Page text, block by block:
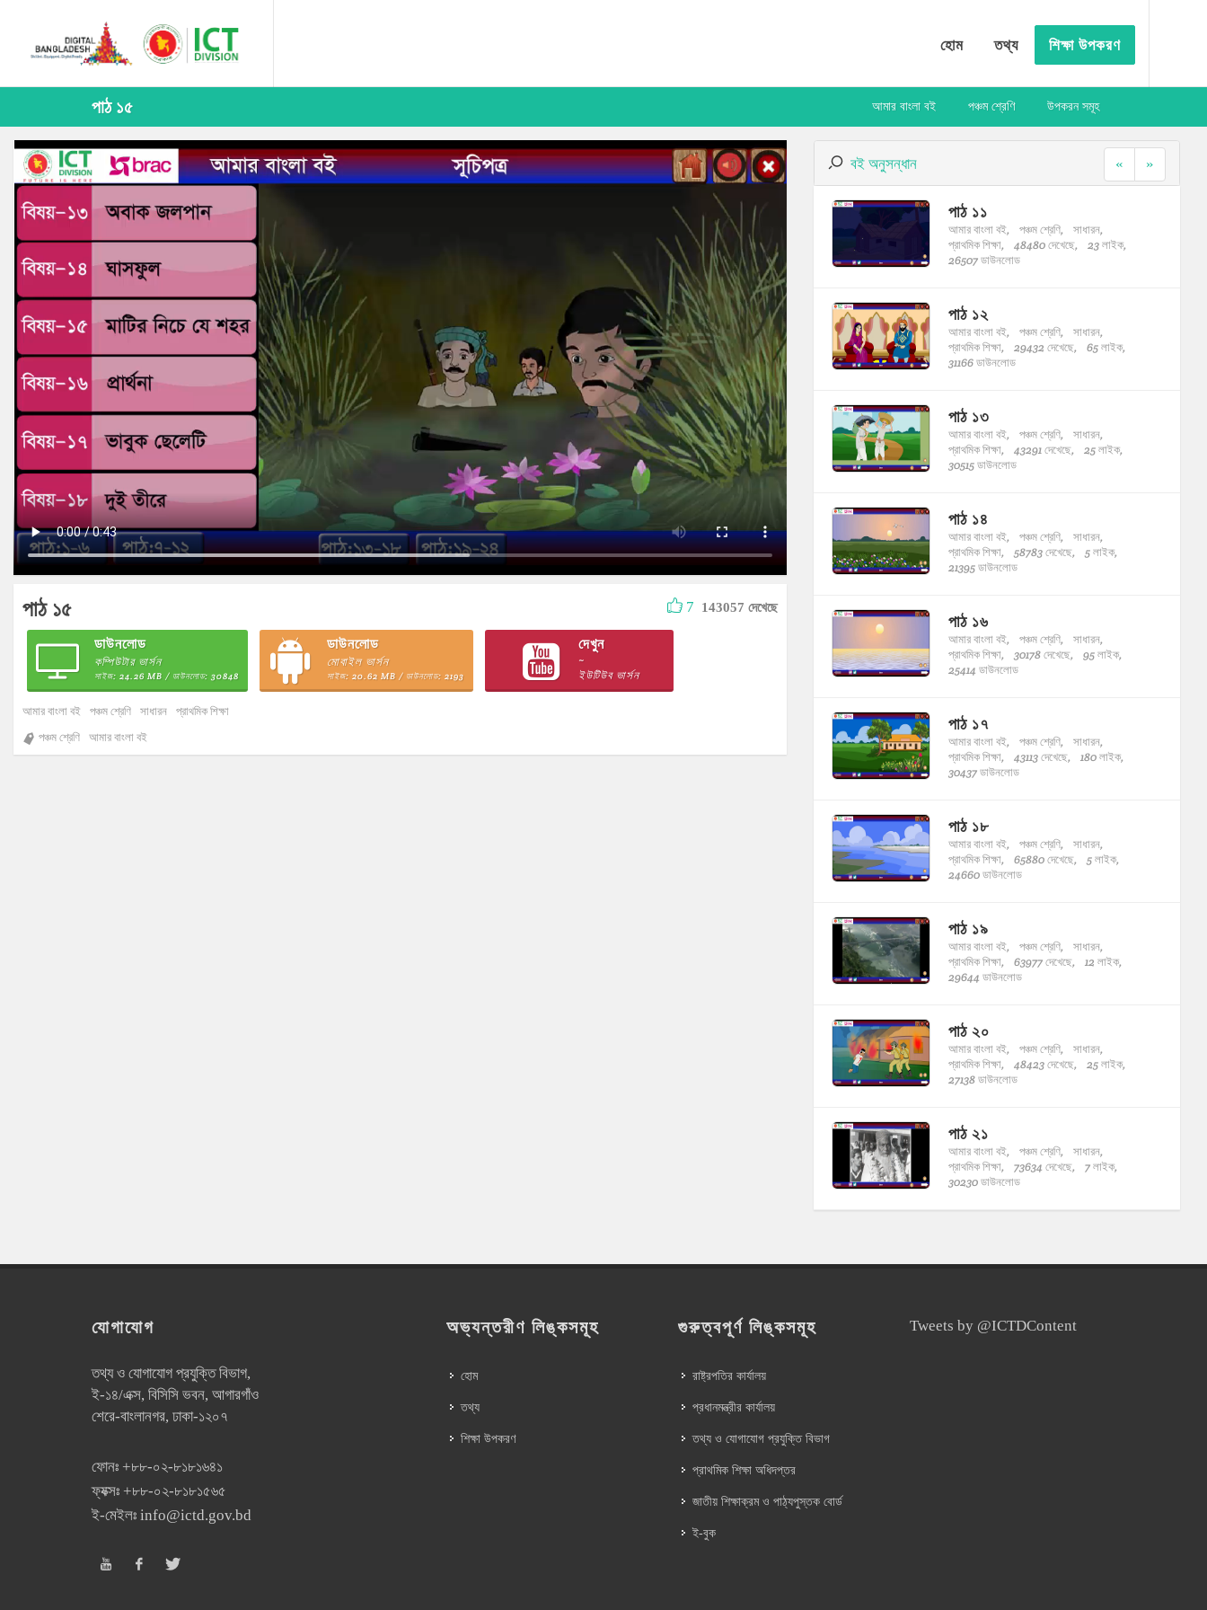
হোম তথ্য শিক্ষা উপকরণ
পাঠ ১৫ আমার বাংলা বই পঞ্চম শ্রেণি উপকরন সমূহ
পাঠ ১৫ 7 143057 দেখেছে
ডাউনলোড
কম্পিউটার ভার্সন
সাইজ: 24.26 MB / ডাউনলোড: 30848
ডাউনলোড
মোবাইল ভার্সন
সাইজ: 20.62 MB / ডাউনলোড: 2193
দেখুন
~
ইউটিউব ভার্সন
আমার বাংলা বই পঞ্চম শ্রেণি সাধারন প্রাথমিক শিক্ষা
পঞ্চম শ্রেণি আমার বাংলা বই
বই অনুসন্ধান « »
পাঠ ১১
আমার বাংলা বই, পঞ্চম শ্রেণি,
সাধারন,
প্রাথমিক শিক্ষা,
48480 দেখেছে,
23 লাইক,
26507 ডাউনলোড
পাঠ ১২
আমার বাংলা বই, পঞ্চম শ্রেণি,
সাধারন,
প্রাথমিক শিক্ষা,
29432 দেখেছে,
65 লাইক,
31166 ডাউনলোড
পাঠ ১৩
আমার বাংলা বই, পঞ্চম শ্রেণি,
সাধারন,
প্রাথমিক শিক্ষা,
43291 দেখেছে,
25 লাইক,
30515 ডাউনলোড
পাঠ ১৪
আমার বাংলা বই, পঞ্চম শ্রেণি,
সাধারন,
প্রাথমিক শিক্ষা,
58783 দেখেছে,
5 লাইক,
21395 ডাউনলোড
পাঠ ১৬
আমার বাংলা বই, পঞ্চম শ্রেণি,
সাধারন,
প্রাথমিক শিক্ষা,
30178 দেখেছে,
95 লাইক,
25414 ডাউনলোড
পাঠ ১৭
আমার বাংলা বই, পঞ্চম শ্রেণি,
সাধারন,
প্রাথমিক শিক্ষা,
43113 দেখেছে,
180 লাইক,
30437 ডাউনলোড
পাঠ ১৮
আমার বাংলা বই, পঞ্চম শ্রেণি,
সাধারন,
প্রাথমিক শিক্ষা,
65880 দেখেছে,
5 লাইক,
24660 ডাউনলোড
পাঠ ১৯
আমার বাংলা বই, পঞ্চম শ্রেণি,
সাধারন,
প্রাথমিক শিক্ষা,
63977 দেখেছে,
12 লাইক,
29644 ডাউনলোড
পাঠ ২০
আমার বাংলা বই, পঞ্চম শ্রেণি,
সাধারন,
প্রাথমিক শিক্ষা,
48423 দেখেছে,
25 লাইক,
27138 ডাউনলোড
পাঠ ২১
আমার বাংলা বই, পঞ্চম শ্রেণি,
সাধারন,
প্রাথমিক শিক্ষা,
73634 দেখেছে,
7 লাইক,
30230 ডাউনলোড
যোগাযোগ
তথ্য ও যোগাযোগ প্রযুক্তি বিভাগ,
ই-১৪/এক্স, বিসিসি ভবন, আগারগাঁও
শেরে-বাংলানগর, ঢাকা-১২০৭
ফোনঃ +৮৮-০২-৮১৮১৬৪১
ফ্যক্সঃ +৮৮-০২-৮১৮১৫৬৫
ই-মেইলঃ info@ictd.gov.bd
অভ্যন্তরীণ লিঙ্কসমূহ
হোম
তথ্য
শিক্ষা উপকরণ
গুরুত্বপূর্ণ লিঙ্কসমূহ
রাষ্ট্রপতির কার্যালয়
প্রধানমন্ত্রীর কার্যালয়
তথ্য ও যোগাযোগ প্রযুক্তি বিভাগ
প্রাথমিক শিক্ষা অধিদপ্তর
জাতীয় শিক্ষাক্রম ও পাঠ্যপুস্তক বোর্ড
ই-বুক
Tweets by @ICTDContent